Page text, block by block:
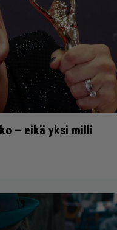
– eikä yksi milli